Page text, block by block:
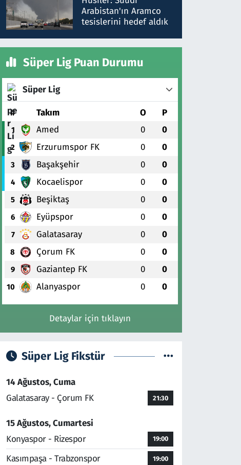
gönderdim
Arabistan'ın Aramco
tesislerini hedef aldık
Süper Lig Puan Durumu
Süper Lig
# Takım O P
1 Amed 0 0
2 Erzurumspor FK 0 0
3 Başakşehir 0 0
4 Kocaelispor 0 0
5 Beşiktaş 0 0
6 Eyüpspor 0 0
7 Galatasaray 0 0
8 Çorum FK 0 0
9 Gaziantep FK 0 0
10 Alanyaspor 0 0
Detaylar için tıklayın
Süper Lig Fikstür
14 Ağustos, Cuma
Galatasaray - Çorum FK
21:30
15 Ağustos, Cumartesi
Konyaspor - Rizespor
19:00
Kasımpaşa - Trabzonspor 19:00